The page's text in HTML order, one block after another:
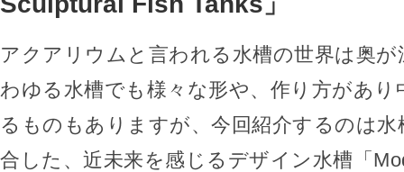
アクアリウムと言われる水槽の世界は奥が
わゆる水槽でも様々な形や、作り方があり
るものもありますが、今回紹介するのは水
合した、近未来を感じるデザイン水槽「